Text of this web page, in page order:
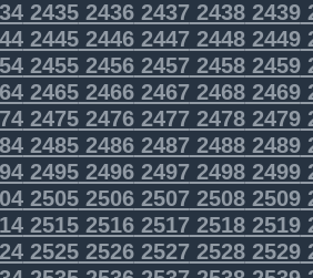
24352436243724382439
24452446244724482449
24552456245724582459
24652466246724682469
24752476247724782479
24852486248724882489
24952496249724982499
25052506250725082509
25152516251725182519
25252526252725282529